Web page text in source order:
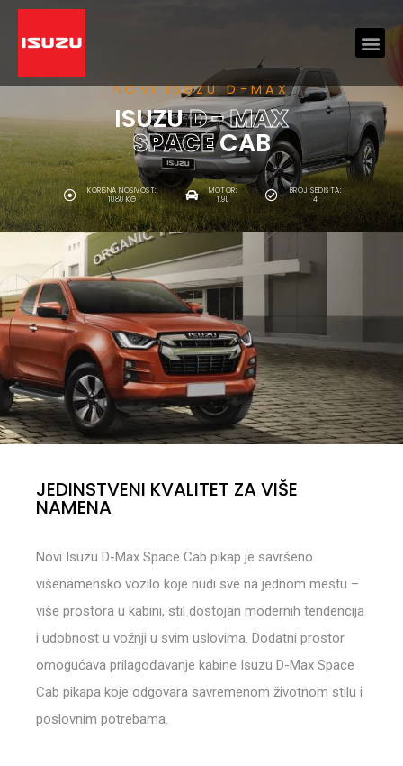
NOVI ISUZU D-MAX
ISUZUD - MAX
SPACECAB
KORISNA NOSIVOST:
1080 KG
MOTOR:
1.9L
BROJ SEDIŠTA:
4
JEDINSTVENI KVALITET ZA VIŠE
NAMENA
Novi Isuzu D-Max Space Cab pikap je savršeno
višenamensko vozilo koje nudi sve na jednom mestu –
više prostora u kabini, stil dostojan modernih tendencija
i udobnost u vožnji u svim uslovima. Dodatni prostor
omogućava prilagođavanje kabine Isuzu D-Max Space
Cab pikapa koje odgovara savremenom životnom stilu i
poslovnim potrebama.